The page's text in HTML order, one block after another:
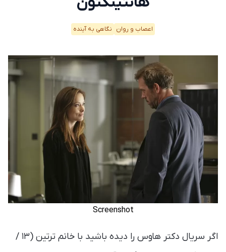
اعصاب و روان نگاهی به آینده
Screenshot
اگر سریال دکتر هاوس را دیده باشید با خانم ترتین (۱۳ /